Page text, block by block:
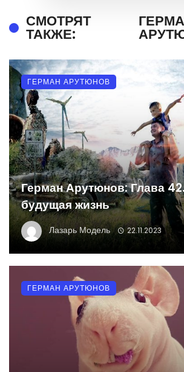
СМОТРЯТ
ТАКЖЕ:
Герман Арутюнов: Глава
будущая жизнь
Лазарь Модель 22.11.2023
ГЕРМАН АРУТЮНОВ
ГЕРМАН АРУТЮНОВ